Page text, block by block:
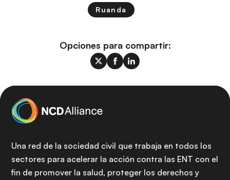
Ruanda
Opciones para compartir:
Una red de la sociedad civil que trabaja en todos los
sectores para acelerar la acción contra las ENT con el
fin de promover la salud, proteger los derechos y